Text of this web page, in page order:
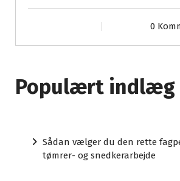
0
Populært indlæg
Sådan vælger du den rette
tømrer- og snedkerarbejde